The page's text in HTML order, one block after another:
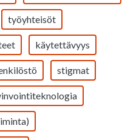
työyhteisöt
käytettävyys
stigmat